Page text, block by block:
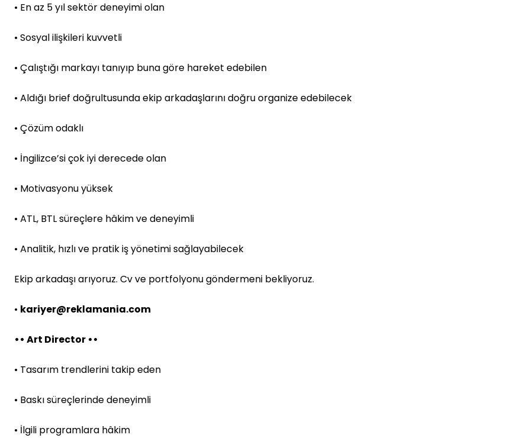
• En az 5 yıl sektör deneyimi olan
• Sosyal ilişkileri kuvvetli
• Çalıştığı markayı tanıyıp buna göre hareket edebilen
• Aldığı brief doğrultusunda ekip arkadaşlarını doğru organize edebilecek
• Çözüm odaklı
• İngilizce’si çok iyi derecede olan
• Motivasyonu yüksek
• ATL, BTL süreçlere hâkim ve deneyimli
• Analitik, hızlı ve pratik iş yönetimi sağlayabilecek
Ekip arkadaşı arıyoruz. Cv ve portfolyonu göndermeni bekliyoruz.
• kariyer@reklamania.com
•• Art Director ••
• Tasarım trendlerini takip eden
• Baskı süreçlerinde deneyimli
• İlgili programlara hâkim